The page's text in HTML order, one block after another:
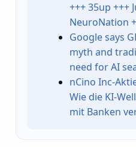
+++ 35up +++
NeuroNation
Google says
myth and
need for AI
nCino Inc-
Wie die KI-
mit Banken